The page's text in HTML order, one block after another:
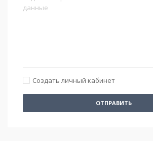
Создать личный кабинет
ОТПРАВИТЬ